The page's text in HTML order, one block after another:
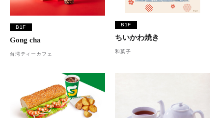
B1F
Gong cha
台湾ティーカフェ
B1F
ちいかわ焼き
和菓子